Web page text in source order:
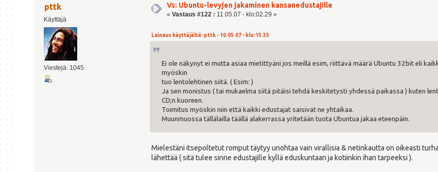
pttk
Käyttäjä
Viestejä: 1045
Vs: Ubuntu-levyjen jakaminen kansanedustajille
«Vastaus #122 : 11.05.07 - klo:02.29 »
Lainaus käyttäjältä: pttk - 10.05.07 - klo:15.35
Ei ole näkynyt ei mutta asiaa mietittyäni jos meillä esim, riittävä määrä Ubuntu 32bit eli
myöskin
tuo lentolehtinen siitä. ( Esim: )
Ja sen monistus ( tai mukaelma siitä pitäisi tehdä keskitetysti yhdessä paikassa ) kuten
CD;n kuoreen.
Toimitus myöskin niin että kaikki edustajat saisivat ne yhtaikaa.
Muunmuossa tällälailla täällä alakerrassa yritetään tuota Ubuntua jakaa eteenpäin.
Mielestäni itsepoltetut romput täytyy unohtaa vain virallisia & netinkautta on oikeasti
lähettää ( sitä tulee sinne edustajille kyllä eduskuntaan ja kotiinkin ihan tarpeeksi ).